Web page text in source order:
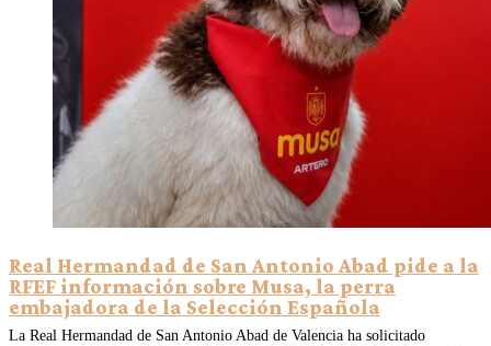
Real Hermandad de San Antonio Abad pide a la
RFEF información sobre Musa, la perra
embajadora de la Selección Española
La Real Hermandad de San Antonio Abad de Valencia ha solicitado